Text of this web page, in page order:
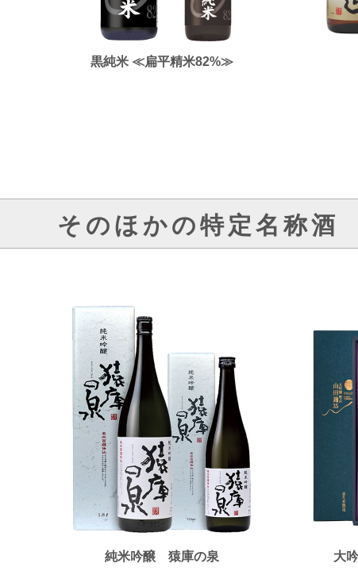
黒純米 ≪扁平精米82%≫
そのほかの特定名称酒
純米吟醸 猿庫の泉 大